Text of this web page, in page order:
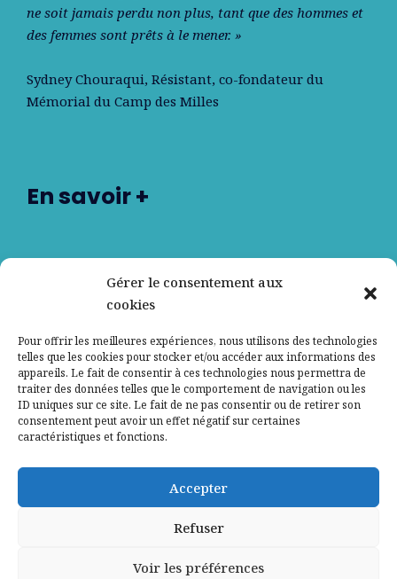
Gérer le consentement aux
cookies
Pour offrir les meilleures expériences, nous utilisons des technologies
telles que les cookies pour stocker et/ou accéder aux informations des
appareils. Le fait de consentir à ces technologies nous permettra de
traiter des données telles que le comportement de navigation ou les
ID uniques sur ce site. Le fait de ne pas consentir ou de retirer son
consentement peut avoir un effet négatif sur certaines
caractéristiques et fonctions.
Accepter
Refuser
Voir les préférences
ne soit jamais perdu non plus, tant que des hommes et
des femmes sont prêts à le mener. »
Sydney Chouraqui, Résistant, co-fondateur du
Mémorial du Camp des Milles
En savoir +
Contactez-nous
Mentions légales